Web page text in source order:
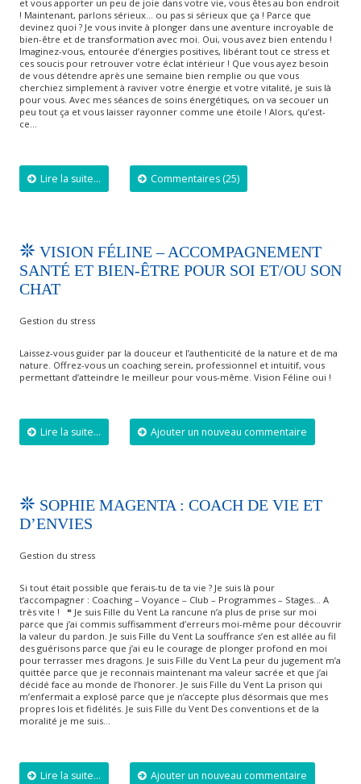
et vous apporter un peu de joie dans votre vie, vous êtes au bon endroit
! Maintenant, parlons sérieux… ou pas si sérieux que ça ! Parce que
devinez quoi ? Je vous invite à plonger dans une aventure incroyable de
bien-être et de transformation avec moi. Oui, vous avez bien entendu !
Imaginez-vous, entourée d’énergies positives, libérant tout ce stress et
ces soucis pour retrouver votre éclat intérieur ! Que vous ayez besoin
de vous détendre après une semaine bien remplie ou que vous
cherchiez simplement à raviver votre énergie et votre vitalité, je suis là
pour vous. Avec mes séances de soins énergétiques, on va secouer un
peu tout ça et vous laisser rayonner comme une étoile ! Alors, qu’est-
ce…
Lire la suite... Commentaires (25)
VISION FÉLINE – ACCOMPAGNEMENT
SANTÉ ET BIEN-ÊTRE POUR SOI ET/OU SON
CHAT
Gestion du stress
Laissez-vous guider par la douceur et l’authenticité de la nature et de ma
nature. Offrez-vous un coaching serein, professionnel et intuitif, vous
permettant d’atteindre le meilleur pour vous-même. Vision Féline oui !
Lire la suite... Ajouter un nouveau commentaire
SOPHIE MAGENTA : COACH DE VIE ET
D’ENVIES
Gestion du stress
Si tout était possible que ferais-tu de ta vie ? Je suis là pour
t’accompagner : Coaching – Voyance – Club – Programmes – Stages… A
très vite ! ❝ Je suis Fille du Vent​​ La rancune n’a plus de prise sur moi
parce que j’ai commis suffisamment d’erreurs moi-même pour découvrir
la valeur du pardon. Je suis Fille du Vent​ La souffrance s’en est allée au fil
des guérisons parce que j’ai eu le courage de plonger profond en moi
pour terrasser mes dragons. Je suis Fille du Vent​ La peur du jugement m’a
quittée parce que je reconnais maintenant ma valeur sacrée et que j’ai
décidé face au monde de l’honorer. Je suis Fille du Vent​ La prison qui
m’enfermait a explosé parce que je n’accepte plus désormais que mes
propres lois et fidélités. Je suis Fille du Vent​ Des conventions et de la
moralité je me suis…
Lire la suite... Ajouter un nouveau commentaire